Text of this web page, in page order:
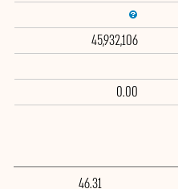
45,932,106
0.00
46.31